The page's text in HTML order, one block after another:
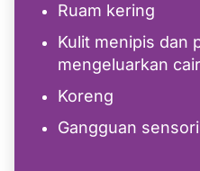
Ruam kering
Kulit menipis dan
mengeluarkan
Koreng
Gangguan